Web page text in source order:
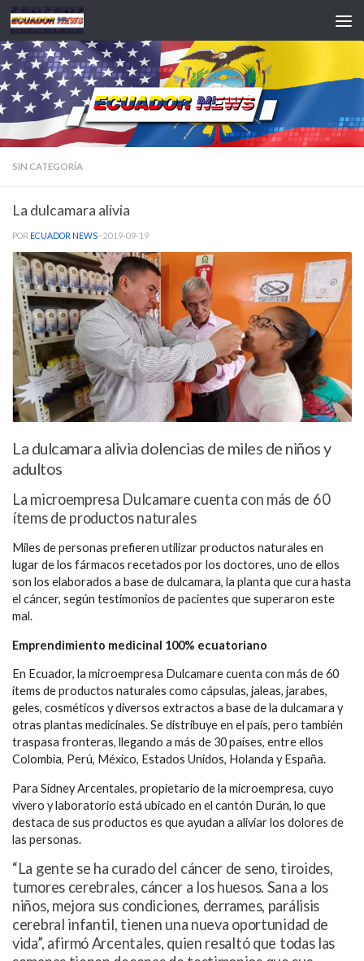
Saltar al contenido
SIN CATEGORÍA
La dulcamara alivia
POR ECUADOR NEWS · 2019-09-19
La dulcamara alivia dolencias de miles de niños y
adultos
La microempresa Dulcamare cuenta con más de 60
ítems de productos naturales
Miles de personas prefieren utilizar productos naturales en
lugar de los fármacos recetados por los doctores, uno de ellos
son los elaborados a base de dulcamara, la planta que cura hasta
el cáncer, según testimonios de pacientes que superaron este
mal.
Emprendimiento medicinal 100% ecuatoriano
En Ecuador, la microempresa Dulcamare cuenta con más de 60
ítems de productos naturales como cápsulas, jaleas, jarabes,
geles, cosméticos y diversos extractos a base de la dulcamara y
otras plantas medicinales. Se distribuye en el país, pero también
traspasa fronteras, llegando a más de 30 países, entre ellos
Colombia, Perú, México, Estados Unidos, Holanda y España.
Para Sídney Arcentales, propietario de la microempresa, cuyo
vivero y laboratorio está ubicado en el cantón Durán, lo que
destaca de sus productos es que ayudan a aliviar los dolores de
las personas.
“La gente se ha curado del cáncer de seno, tiroides,
tumores cerebrales, cáncer a los huesos. Sana a los
niños, mejora sus condiciones, derrames, parálisis
cerebral infantil, tienen una nueva oportunidad de
vida”, afirmó Arcentales, quien resaltó que todas las